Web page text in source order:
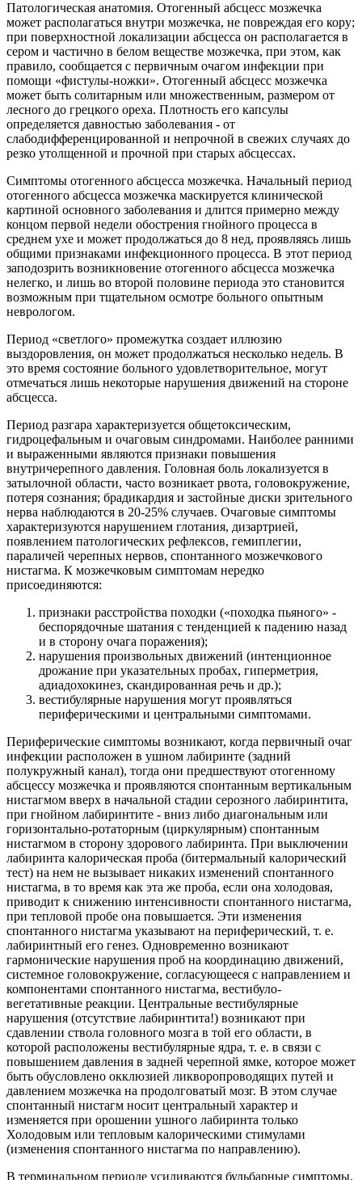
Патологическая анатомия. Отогенный абсцесс мозжечка
может располагаться внутри мозжечка, не повреждая его кору;
при поверхностной локализации абсцесса он располагается в
сером и частично в белом веществе мозжечка, при этом, как
правило, сообщается с первичным очагом инфекции при
помощи «фистулы-ножки». Отогенный абсцесс мозжечка
может быть солитарным или множественным, размером от
лесного до грецкого ореха. Плотность его капсулы
определяется давностью заболевания - от
слабодифференцированной и непрочной в свежих случаях до
резко утолщенной и прочной при старых абсцессах.
Симптомы отогенного абсцесса мозжечка. Начальный период
отогенного абсцесса мозжечка маскируется клинической
картиной основного заболевания и длится примерно между
концом первой недели обострения гнойного процесса в
среднем ухе и может продолжаться до 8 нед, проявляясь лишь
общими признаками инфекционного процесса. В этот период
заподозрить возникновение отогенного абсцесса мозжечка
нелегко, и лишь во второй половине периода это становится
возможным при тщательном осмотре больного опытным
неврологом.
Период «светлого» промежутка создает иллюзию
выздоровления, он может продолжаться несколько недель. В
это время состояние больного удовлетворительное, могут
отмечаться лишь некоторые нарушения движений на стороне
абсцесса.
Период разгара характеризуется общетоксическим,
гидроцефальным и очаговым синдромами. Наиболее ранними
и выраженными являются признаки повышения
внутричерепного давления. Головная боль локализуется в
затылочной области, часто возникает рвота, головокружение,
потеря сознания; брадикардия и застойные диски зрительного
нерва наблюдаются в 20-25% случаев. Очаговые симптомы
характеризуются нарушением глотания, дизартрией,
появлением патологических рефлексов, гемиплегии,
параличей черепных нервов, спонтанного мозжечкового
нистагма. К мозжечковым симптомам нередко
присоединяются:
признаки расстройства походки («походка пьяного» -
беспорядочные шатания с тенденцией к падению назад
и в сторону очага поражения);
нарушения произвольных движений (интенционное
дрожание при указательных пробах, гиперметрия,
адиадохокинез, скандированная речь и др.);
вестибулярные нарушения могут проявляться
периферическими и центральными симптомами.
Периферические симптомы возникают, когда первичный очаг
инфекции расположен в ушном лабиринте (задний
полукружный канал), тогда они предшествуют отогенному
абсцессу мозжечка и проявляются спонтанным вертикальным
нистагмом вверх в начальной стадии серозного лабиринтита,
при гнойном лабиринтите - вниз либо диагональным или
горизонтально-ротаторным (циркулярным) спонтанным
нистагмом в сторону здорового лабиринта. При выключении
лабиринта калорическая проба (битермальный калорический
тест) на нем не вызывает никаких изменений спонтанного
нистагма, в то время как эта же проба, если она холодовая,
приводит к снижению интенсивности спонтанного нистагма,
при тепловой пробе она повышается. Эти изменения
спонтанного нистагма указывают на периферический, т. е.
лабиринтный его генез. Одновременно возникают
гармонические нарушения проб на координацию движений,
системное головокружение, согласующееся с направлением и
компонентами спонтанного нистагма, вестибуло-
вегетативные реакции. Центральные вестибулярные
нарушения (отсутствие лабиринтита!) возникают при
сдавлении ствола головного мозга в той его области, в
которой расположены вестибулярные ядра, т. е. в связи с
повышением давления в задней черепной ямке, которое может
быть обусловлено окклюзией ликворопроводящих путей и
давлением мозжечка на продолговатый мозг. В этом случае
спонтанный нистагм носит центральный характер и
изменяется при орошении ушного лабиринта только
Холодовым или тепловым калорическими стимулами
(изменения спонтанного нистагма по направлению).
В терминальном периоде усиливаются бульбарные симптомы,